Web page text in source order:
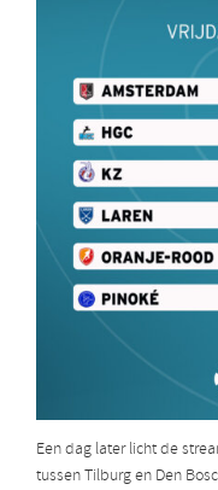
Een dag later licht de
tussen Tilburg en Den